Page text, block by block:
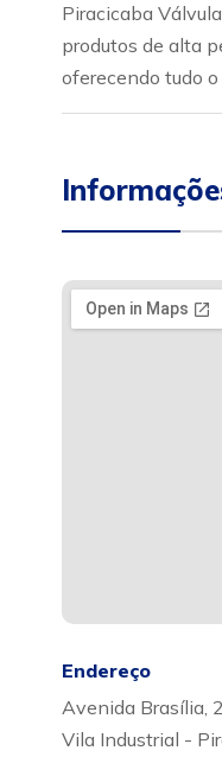
Piracicaba
produtos de alta
oferecendo tudo
Endereço
Avenida Brasília,
Vila Industrial -